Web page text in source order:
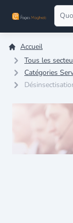
Accueil
Tous les
Catégories